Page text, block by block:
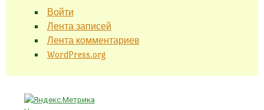
Войти
Лента записей
Лента комментариев
WordPress.org